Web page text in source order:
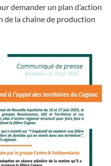
demander un plan d’action
de la chaîne de production